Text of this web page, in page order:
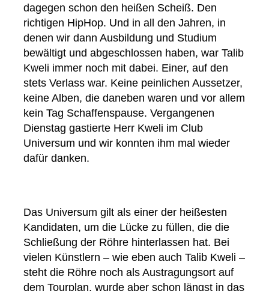
dagegen schon den heißen Scheiß. Den
richtigen HipHop. Und in all den Jahren, in
denen wir dann Ausbildung und Studium
bewältigt und abgeschlossen haben, war Talib
Kweli immer noch mit dabei. Einer, auf den
stets Verlass war. Keine peinlichen Aussetzer,
keine Alben, die daneben waren und vor allem
kein Tag Schaffenspause. Vergangenen
Dienstag gastierte Herr Kweli im Club
Universum und wir konnten ihm mal wieder
dafür danken.
Das Universum gilt als einer der heißesten
Kandidaten, um die Lücke zu füllen, die die
Schließung der Röhre hinterlassen hat. Bei
vielen Künstlern – wie eben auch Talib Kweli –
steht die Röhre noch als Austragungsort auf
dem Tourplan, wurde aber schon längst in das